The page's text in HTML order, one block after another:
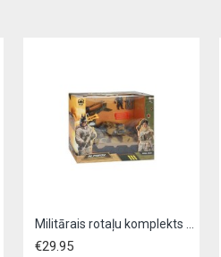
Militārais rotaļu komplekts ALFAFOX
€29.95